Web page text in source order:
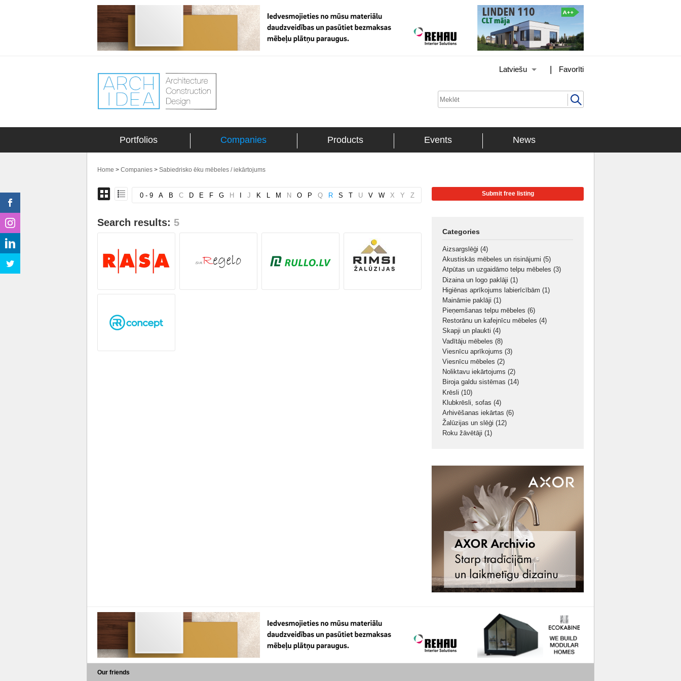
Favorīti
|
Latviešu
Portfolios Companies Products Events News
Home > Companies > Sabiedrisko ēku mēbeles / iekārtojums
0 - 9 A B C D E F G H J K L M N O P Q R S T U V W X Y Z
Search results: 5
Submit free listing
Categories
Aizsargslēģi (4)
Akustiskās mēbeles un risinājumi (5)
Atpūtas un uzgaidāmo telpu mēbeles (3)
Dizaina un logo paklāji (1)
Higiēnas aprīkojums labierīcībām (1)
Maināmie paklāji (1)
Pieņemšanas telpu mēbeles (6)
Restorānu un kafejnīcu mēbeles (4)
Skapji un plaukti (4)
Vadītāju mēbeles (8)
Viesnīcu aprīkojums (3)
Viesnīcu mēbeles (2)
Noliktavu iekārtojums (2)
Biroja galdu sistēmas (14)
Krēsli (10)
Klubkrēsli, sofas (4)
Arhivēšanas iekārtas (6)
Žalūzijas un slēģi (12)
Roku žāvētāji (1)
Our friends